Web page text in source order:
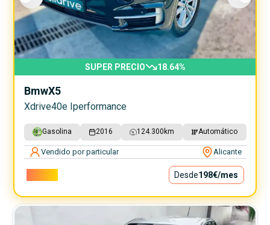
SUPER PRECIO 18.64%
BmwX5
Xdrive40e Iperformance
Gasolina 2016 124.300 km Automático
Vendido por particular Alicante
Desde198€/mes